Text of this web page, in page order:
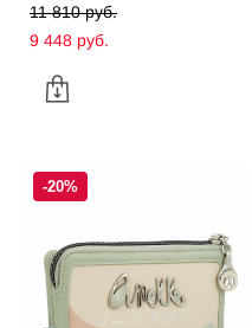
11 810 pуб.
9 448 pуб.
-20%